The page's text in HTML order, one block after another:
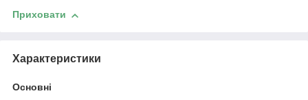
Приховати
Характеристики
Основні